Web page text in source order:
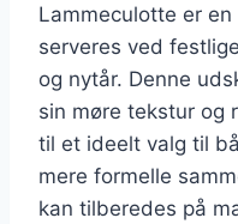
Lammeculotte er
serveres ved
og nytår. Denne
sin møre tekstur og
til et ideelt valg til
mere formelle
kan tilberedes på